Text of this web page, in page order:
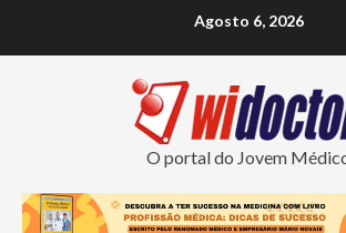
Agosto 6, 2026
O portal do Jovem